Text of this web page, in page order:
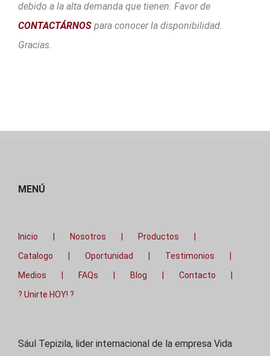
debido a la alta demanda que tienen. Favor de
CONTACTÁRNOS para conocer la disponibilidad.
Gracias.
MENÚ
Inicio Nosotros
Productos
Catalogo
Oportunidad
Testimonios
Medios
FAQs Blog
Contacto
? Unirte HOY! ?
Sául Tepizila, lider internacional de la empresa Vida